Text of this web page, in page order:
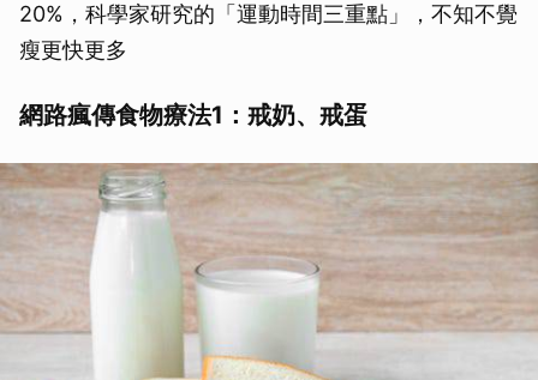
20%，科學家研究的「運動時間三重點」，不知不覺
瘦更快更多
網路瘋傳食物療法1：戒奶、戒蛋